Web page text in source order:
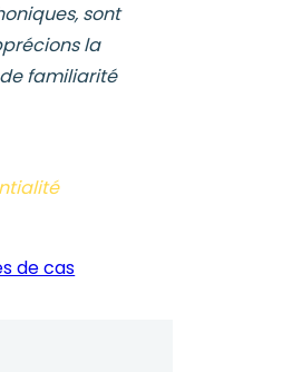
sont
la
familiarité
de cas